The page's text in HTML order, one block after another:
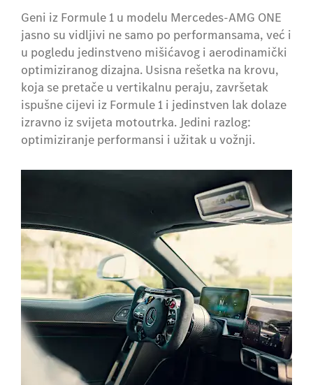
Geni iz Formule 1 u modelu Mercedes-AMG ONE
jasno su vidljivi ne samo po performansama, već i
u pogledu jedinstveno mišićavog i aerodinamički
optimiziranog dizajna. Usisna rešetka na krovu,
koja se pretače u vertikalnu peraju, završetak
ispušne cijevi iz Formule 1 i jedinstven lak dolaze
izravno iz svijeta motoutrka. Jedini razlog:
optimiziranje performansi i užitak u vožnji.